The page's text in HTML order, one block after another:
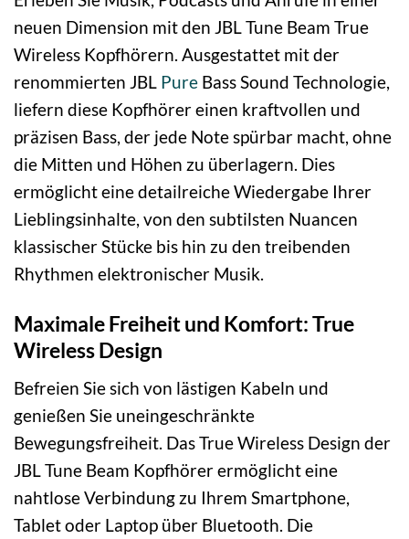
neuen Dimension mit den JBL Tune Beam True
Wireless Kopfhörern. Ausgestattet mit der
renommierten JBL Pure Bass Sound Technologie,
liefern diese Kopfhörer einen kraftvollen und
präzisen Bass, der jede Note spürbar macht, ohne
die Mitten und Höhen zu überlagern. Dies
ermöglicht eine detailreiche Wiedergabe Ihrer
Lieblingsinhalte, von den subtilsten Nuancen
klassischer Stücke bis hin zu den treibenden
Rhythmen elektronischer Musik.
Maximale Freiheit und Komfort: True
Wireless Design
Befreien Sie sich von lästigen Kabeln und
genießen Sie uneingeschränkte
Bewegungsfreiheit. Das True Wireless Design der
JBL Tune Beam Kopfhörer ermöglicht eine
nahtlose Verbindung zu Ihrem Smartphone,
Tablet oder Laptop über Bluetooth. Die